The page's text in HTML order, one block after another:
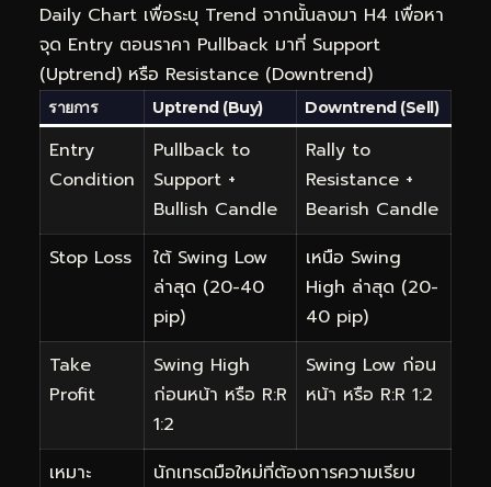
Daily Chart เพื่อระบุ Trend จากนั้นลงมา H4 เพื่อหา
จุด Entry ตอนราคา Pullback มาที่ Support
(Uptrend) หรือ Resistance (Downtrend)
รายการ Uptrend (Buy) Downtrend (Sell)
Entry
Condition
Pullback to
Support +
Bullish Candle
Rally to
Resistance +
Bearish Candle
Stop Loss
ใต้ Swing Low
ล่าสุด (20-40
pip)
เหนือ Swing
High ล่าสุด (20-
40 pip)
Take
Profit
Swing High
ก่อนหน้า หรือ R:R
1:2
Swing Low ก่อน
หน้า หรือ R:R 1:2
เหมาะ
นักเทรดมือใหม่ที่ต้องการความเรียบ